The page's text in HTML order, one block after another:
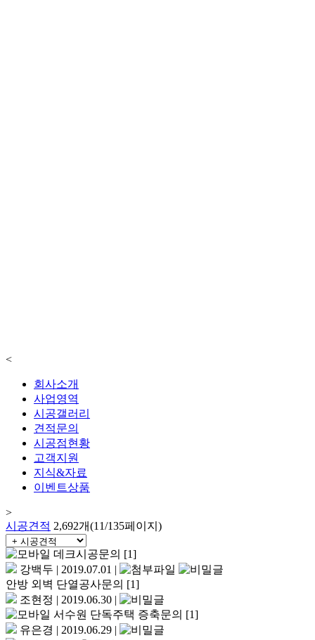
<
회사소개
사업영역
시공갤러리
견적문의
시공점현황
고객지원
지식&자료
이벤트상품
>
시공견적 2,692개(11/135페이지)
데크시공문의 [1]
강백두 | 2019.07.01 |
안방 외벽 단열공사문의 [1]
조현정 | 2019.06.30 |
서수원 단독주택 증축문의 [1]
유은경 | 2019.06.29 |